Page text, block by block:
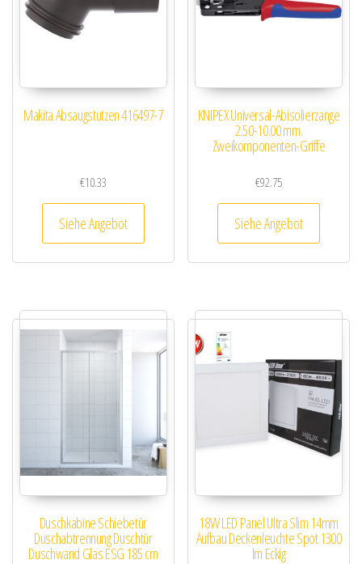
Makita Absaugstutzen 416497-7
€10.33
Siehe Angebot
KNIPEX Universal-Abisolierzange
2.50-10.00 mm.
Zweikomponenten-Griffe
€92.75
Siehe Angebot
Duschkabine Schiebetür
Duschabtrennung Duschtür
Duschwand Glas ESG 185 cm
18W LED Panel Ultra Slim 14mm
Aufbau Deckenleuchte Spot 1300
lm Eckig